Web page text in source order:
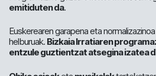
emitiduten da.
Euskerearen garapena eta
helburuak. Bizkaia Irratiaren
entzule guztientzat atsegina izatea